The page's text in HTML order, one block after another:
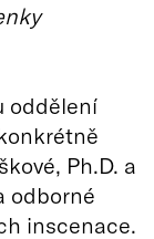
oddělení
Ph.D. a
odborné
inscenace.